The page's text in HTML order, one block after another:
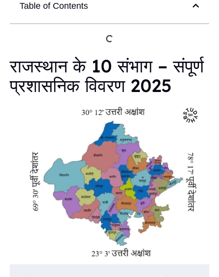
Table of Contents
राजस्थान के 10 संभाग – संपूर्ण
प्रशासनिक विवरण 2025